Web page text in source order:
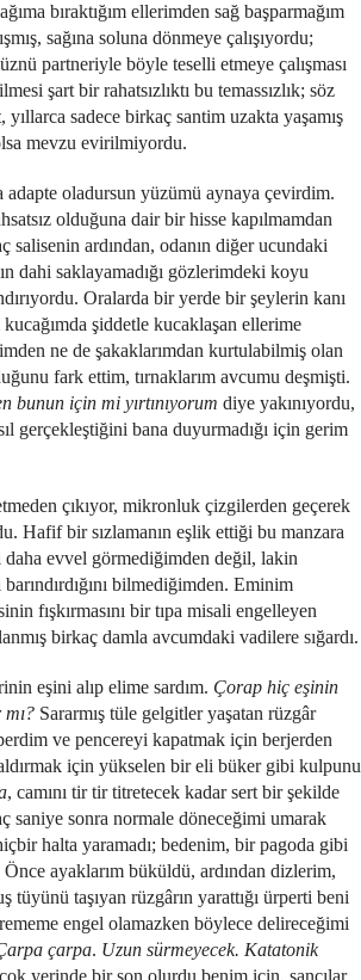
bıraktığım ellerimden sağ başparmağım
sağına soluna dönmeye çalışıyordu;
partneriyle böyle teselli etmeye çalışması
şart bir rahatsızlıktı bu temassızlık; söz
yıllarca sadece birkaç santim uzakta yaşamış
mevzu evirilmiyordu.
oladursun yüzümü aynaya çevirdim.
olduğuna dair bir hisse kapılmamdan
salisenin ardından, odanın diğer ucundaki
dahi saklayamadığı gözlerimdeki koyu
Oralarda bir yerde bir şeylerin kanı
şiddetle kucaklaşan ellerime
ne de şakaklarımdan kurtulabilmiş olan
fark ettim, tırnaklarım avcumu deşmişti.
bunun için mi yırtınıyorum diye yakınıyordu,
gerçekleştiğini bana duyurmadığı için gerim
çıkıyor, mikronluk çizgilerden geçerek
Hafif bir sızlamanın eşlik ettiği bu manzara
evvel görmediğimden değil, lakin
bilmediğimden. Eminim
fışkırmasını bir tıpa misali engelleyen
birkaç damla avcumdaki vadilere sığardı.
eşini alıp elime sardım. Çorap hiç eşinin
Sararmış tüle gelgitler yaşatan rüzgâr
ve pencereyi kapatmak için berjerden
için yükselen bir eli büker gibi kulpunu
, camını tir tir titretecek kadar sert bir şekilde
saniye sonra normale döneceğimi umarak
halta yaramadı; bedenim, bir pagoda gibi
Önce ayaklarım büküldü, ardından dizlerim,
tüyünü taşıyan rüzgârın yarattığı ürperti beni
engel olamazken böylece delireceğimi
çarpa. Uzun sürmeyecek. Katatonik